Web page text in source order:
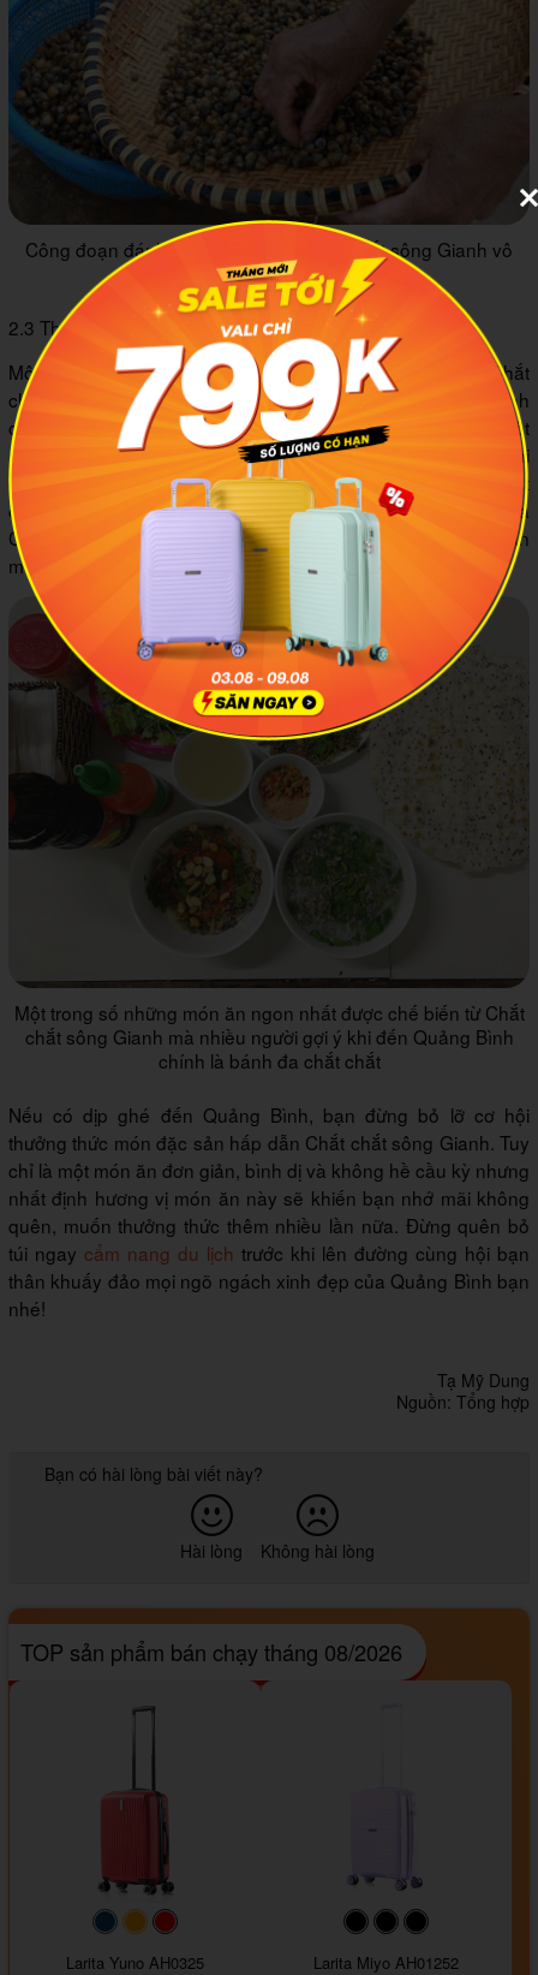
Công đoạn đánh bắt và chế biến Chắt chắt sông Gianh vô
cùng vất vả và cầu kỳ
2.3 Thưởng thức bánh đa chắt chắt thơm ngon, hấp dẫn
Một trong số những món ăn ngon nhất được chế biến từ Chắt
chắt sông Gianh mà nhiều người gợi ý khi đến Quảng Bình
chính là bánh đa chắt chắt. Lấy miếng bánh đa xúc cùng một
muỗng chắt chắt xào, ăn kèm với một ngọn rau thơm và nhai
từ từ để cảm nhận rõ nét nhất hương vị đặc trưng của chắt
chắt. Lớp vỏ giòn của bánh đa, sự mềm mịn, ngọt thịt của
Chắt chắt sông Gianh cùng quyện hòa nhất định sẽ khiến bạn
mê mẩn.
Một trong số những món ăn ngon nhất được chế biến từ Chắt
chắt sông Gianh mà nhiều người gợi ý khi đến Quảng Bình
chính là bánh đa chắt chắt
Nếu có dịp ghé đến Quảng Bình, bạn đừng bỏ lỡ cơ hội
thưởng thức món đặc sản hấp dẫn Chắt chắt sông Gianh. Tuy
chỉ là một món ăn đơn giản, bình dị và không hề cầu kỳ nhưng
nhất định hương vị món ăn này sẽ khiến bạn nhớ mãi không
quên, muốn thưởng thức thêm nhiều lần nữa. Đừng quên bỏ
túi ngay cẩm nang du lịch trước khi lên đường cùng hội bạn
thân khuấy đảo mọi ngõ ngách xinh đẹp của Quảng Bình bạn
nhé!
Tạ Mỹ Dung
Nguồn: Tổng hợp
Bạn có hài lòng bài viết này?
Hài lòng Không hài lòng
TOP sản phẩm bán chạy tháng 08/2026
#093f69#ffa500
Larita Yuno AH0325
#000000#000000
Larita Miyo AH01252